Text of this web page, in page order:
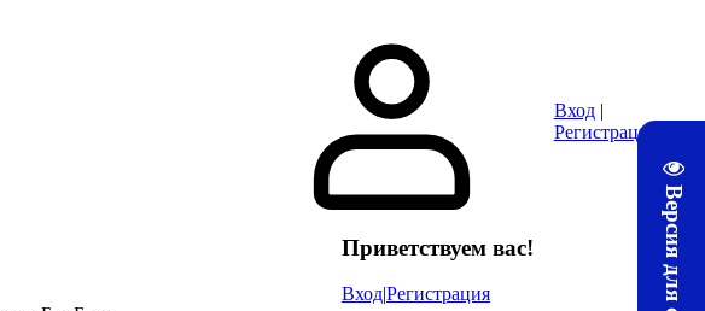
Методические материалы ЛТЖТ
Вход|
Регистрация
Приветствуем вас!
Вход|Регистрация